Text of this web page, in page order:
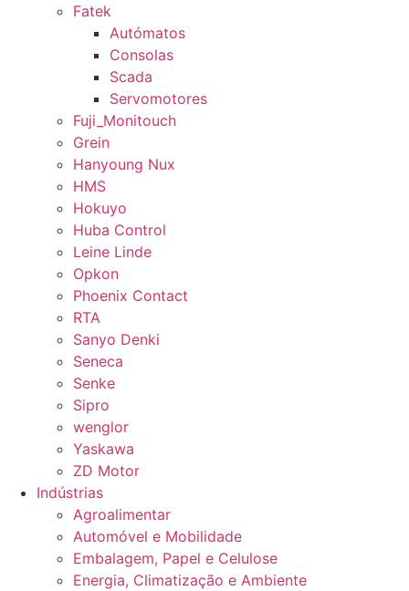
Fatek
Autómatos
Consolas
Scada
Servomotores
Fuji_Monitouch
Grein
Hanyoung Nux
HMS
Hokuyo
Huba Control
Leine Linde
Opkon
Phoenix Contact
RTA
Sanyo Denki
Seneca
Senke
Sipro
wenglor
Yaskawa
ZD Motor
Indústrias
Agroalimentar
Automóvel e Mobilidade
Embalagem, Papel e Celulose
Energia, Climatização e Ambiente